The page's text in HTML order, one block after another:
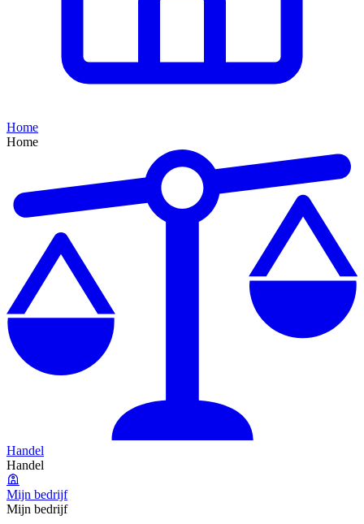
Home
Home
Handel
Handel
Mijn bedrijf
Mijn bedrijf